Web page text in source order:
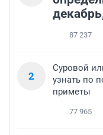
87 237
2
Суровой
узнать по
приметы
77 965